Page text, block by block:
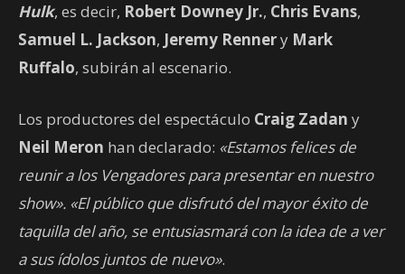
Hulk, es decir, Robert Downey Jr., Chris Evans,
Samuel L. Jackson, Jeremy Rennery Mark
Ruffalo, subirán al escenario.
Los productores del espectáculo Craig Zadan y
Neil Meron han declarado: «Estamos felices de
reunir a los Vengadores para presentar en nuestro
show». «El público que disfrutó del mayor éxito de
taquilla del año, se entusiasmará con la idea de a ver
a sus ídolos juntos de nuevo».